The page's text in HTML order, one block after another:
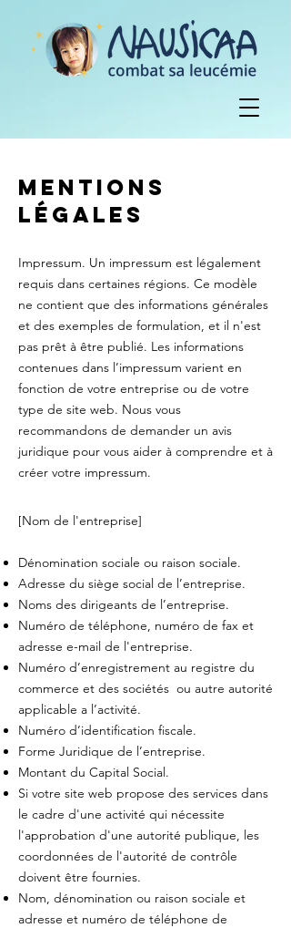
Mentions
légales
Impressum. Un impressum est légalement
requis dans certaines régions. Ce modèle
ne contient que des informations générales
et des exemples de formulation, et il n'est
pas prêt à être publié. Les informations
contenues dans l’impressum varient en
fonction de votre entreprise ou de votre
type de site web. Nous vous
recommandons de demander un avis
juridique pour vous aider à comprendre et à
créer votre impressum.
[Nom de l'entreprise]
Dénomination sociale ou raison sociale.
Adresse du siège social de l’entreprise.
Noms des dirigeants de l’entreprise.
Numéro de téléphone, numéro de fax et
adresse e-mail de l'entreprise.
Numéro d’enregistrement au registre du
commerce et des sociétés ou autre autorité
applicable a l’activité.
Numéro d’identification fiscale.
Forme Juridique de l’entreprise.
Montant du Capital Social.
Si votre site web propose des services dans
le cadre d'une activité qui nécessite
l'approbation d'une autorité publique, les
coordonnées de l'autorité de contrôle
doivent être fournies. ​​​
Nom, dénomination ou raison sociale et
adresse et numéro de téléphone de